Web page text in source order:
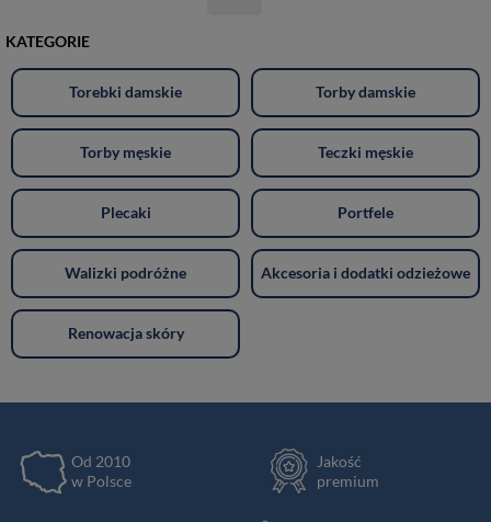
KATEGORIE
Torebki damskie Torby damskie
Torby męskie Teczki męskie
Plecaki Portfele
Walizki podróżne Akcesoria i dodatki odzieżowe
Renowacja skóry
Od 2010
w Polsce
Jakość
premium